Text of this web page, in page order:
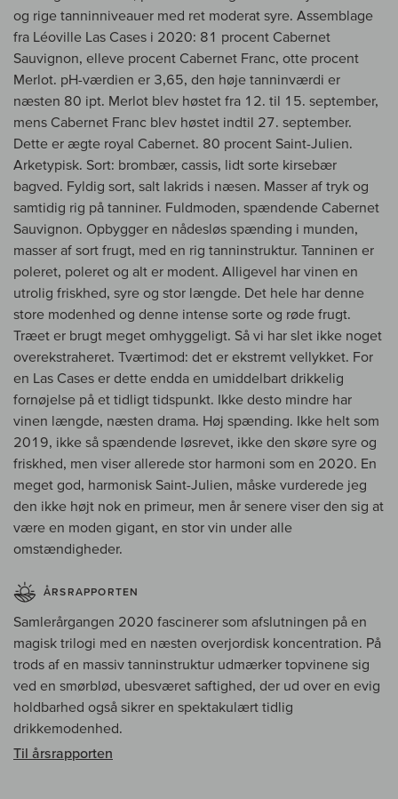
og rige tanninniveauer med ret moderat syre. Assemblage
fra Léoville Las Cases i 2020: 81 procent Cabernet
Sauvignon, elleve procent Cabernet Franc, otte procent
Merlot. pH-værdien er 3,65, den høje tanninværdi er
næsten 80 ipt. Merlot blev høstet fra 12. til 15. september,
mens Cabernet Franc blev høstet indtil 27. september.
Dette er ægte royal Cabernet. 80 procent Saint-Julien.
Arketypisk. Sort: brombær, cassis, lidt sorte kirsebær
bagved. Fyldig sort, salt lakrids i næsen. Masser af tryk og
samtidig rig på tanniner. Fuldmoden, spændende Cabernet
Sauvignon. Opbygger en nådesløs spænding i munden,
masser af sort frugt, med en rig tanninstruktur. Tanninen er
poleret, poleret og alt er modent. Alligevel har vinen en
utrolig friskhed, syre og stor længde. Det hele har denne
store modenhed og denne intense sorte og røde frugt.
Træet er brugt meget omhyggeligt. Så vi har slet ikke noget
overekstraheret. Tværtimod: det er ekstremt vellykket. For
en Las Cases er dette endda en umiddelbart drikkelig
fornøjelse på et tidligt tidspunkt. Ikke desto mindre har
vinen længde, næsten drama. Høj spænding. Ikke helt som
2019, ikke så spændende løsrevet, ikke den skøre syre og
friskhed, men viser allerede stor harmoni som en 2020. En
meget god, harmonisk Saint-Julien, måske vurderede jeg
den ikke højt nok en primeur, men år senere viser den sig at
være en moden gigant, en stor vin under alle
omstændigheder.
ÅRSRAPPORTEN
Samlerårgangen 2020 fascinerer som afslutningen på en
magisk trilogi med en næsten overjordisk koncentration. På
trods af en massiv tanninstruktur udmærker topvinene sig
ved en smørblød, ubesværet saftighed, der ud over en evig
holdbarhed også sikrer en spektakulært tidlig
drikkemodenhed.
Til årsrapporten